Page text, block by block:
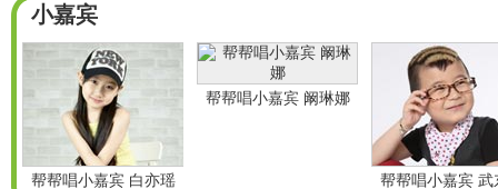
小嘉宾
帮帮唱小嘉宾 白亦瑶
帮帮唱小嘉宾 阚琳娜
帮帮唱小嘉宾 武